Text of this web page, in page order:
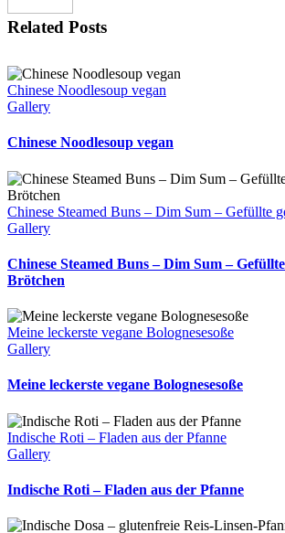
Related Posts
Chinese Noodlesoup vegan
Gallery
Chinese Noodlesoup vegan
Chinese Steamed Buns – Dim Sum – Gefüllte
Gallery
Chinese Steamed Buns – Dim Sum –
Brötchen
Meine leckerste vegane Bolognesesoße
Gallery
Meine leckerste vegane Bolognesesoße
Indische Roti – Fladen aus der Pfanne
Gallery
Indische Roti – Fladen aus der Pfanne